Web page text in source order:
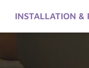
INSTALLATION &